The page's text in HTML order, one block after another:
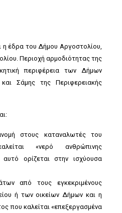
η έδρα του Δήμου Αργοστολίου,
Περιοχή αρμοδιότητας της
περιφέρεια των Δήμων
Σάμης της Περιφερειακής
στους καταναλωτές του
«νερό ανθρώπινης
ορίζεται στην ισχύουσα
από τους εγκεκριμένους
ή των οικείων Δήμων και η
που καλείται «επεξεργασμένα